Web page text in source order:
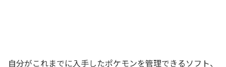
自分がこれまでに入手したポケモンを管理できるソフト、